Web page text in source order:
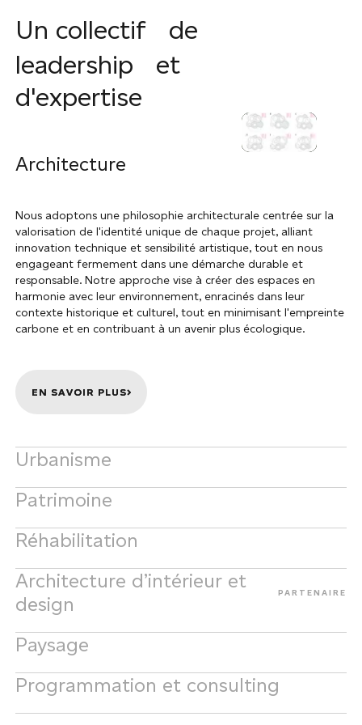
Un collectif de
leadership et
d'expertise
Architecture
Nous adoptons une philosophie architecturale centrée sur la
valorisation de l'identité unique de chaque projet, alliant
innovation technique et sensibilité artistique, tout en nous
engageant fermement dans une démarche durable et
responsable. Notre approche vise à créer des espaces en
harmonie avec leur environnement, enracinés dans leur
contexte historique et culturel, tout en minimisant l'empreinte
carbone et en contribuant à un avenir plus écologique.
EN SAVOIR PLUS
EN SAVOIR PLUS
Urbanisme
Patrimoine
EN SAVOIR PLUS
EN SAVOIR PLUS
Réhabilitation
Architecture d’intérieur et
design
PARTENAIRE
Paysage
Programmation et consulting